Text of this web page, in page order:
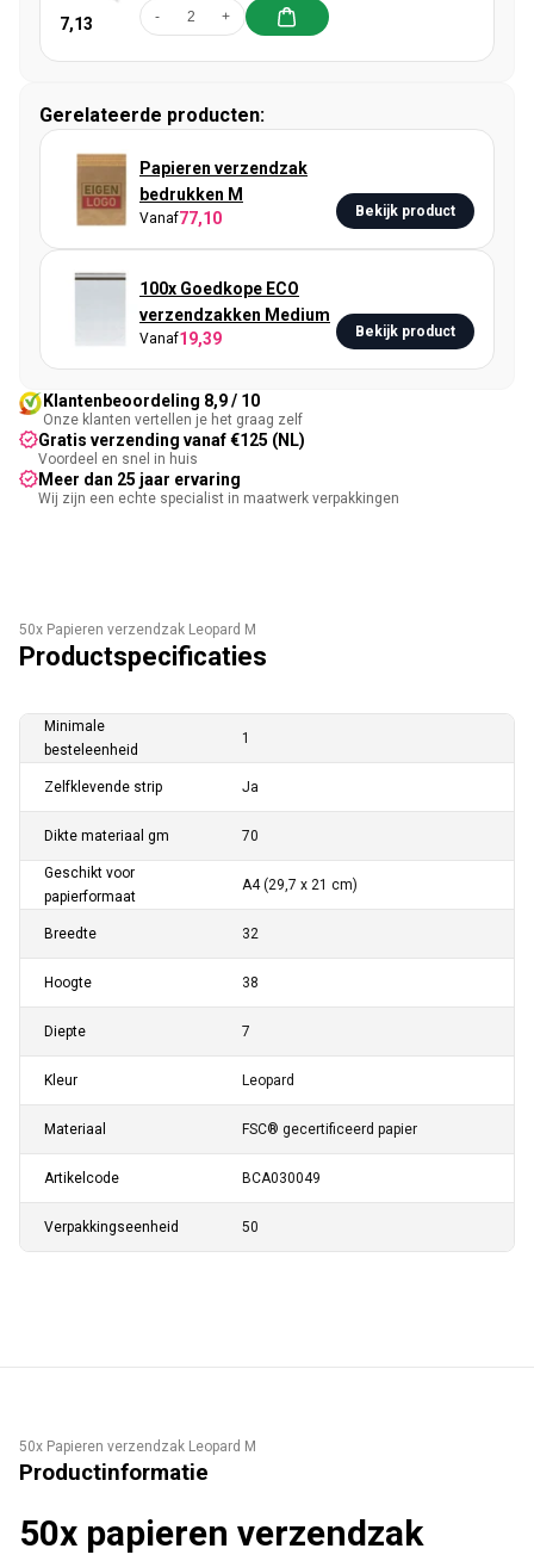
7,13 - +
Gerelateerde producten:
Papieren verzendzak
bedrukken M
Vanaf77,10 Bekijk product
100x Goedkope ECO
verzendzakken Medium
Vanaf19,39 Bekijk product
Klantenbeoordeling 8,9 / 10
Onze klanten vertellen je het graag zelf
Gratis verzending vanaf €125 (NL)
Voordeel en snel in huis
Meer dan 25 jaar ervaring
Wij zijn een echte specialist in maatwerk verpakkingen
50x Papieren verzendzak Leopard M
Productspecificaties
Minimale
besteleenheid
1
Zelfklevende strip Ja
Dikte materiaal gm 70
Geschikt voor
papierformaat
A4 (29,7 x 21 cm)
Breedte 32
Hoogte 38
Diepte 7
Kleur Leopard
Materiaal FSC® gecertificeerd papier
Artikelcode BCA030049
Verpakkingseenheid 50
50x Papieren verzendzak Leopard M
Productinformatie
50x papieren verzendzak